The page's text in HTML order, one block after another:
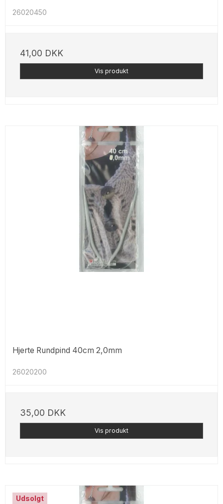
26020450
41,00 DKK
Vis produkt
Hjerte Rundpind 40cm 2,0mm
26020200
35,00 DKK
Vis produkt
Udsolgt